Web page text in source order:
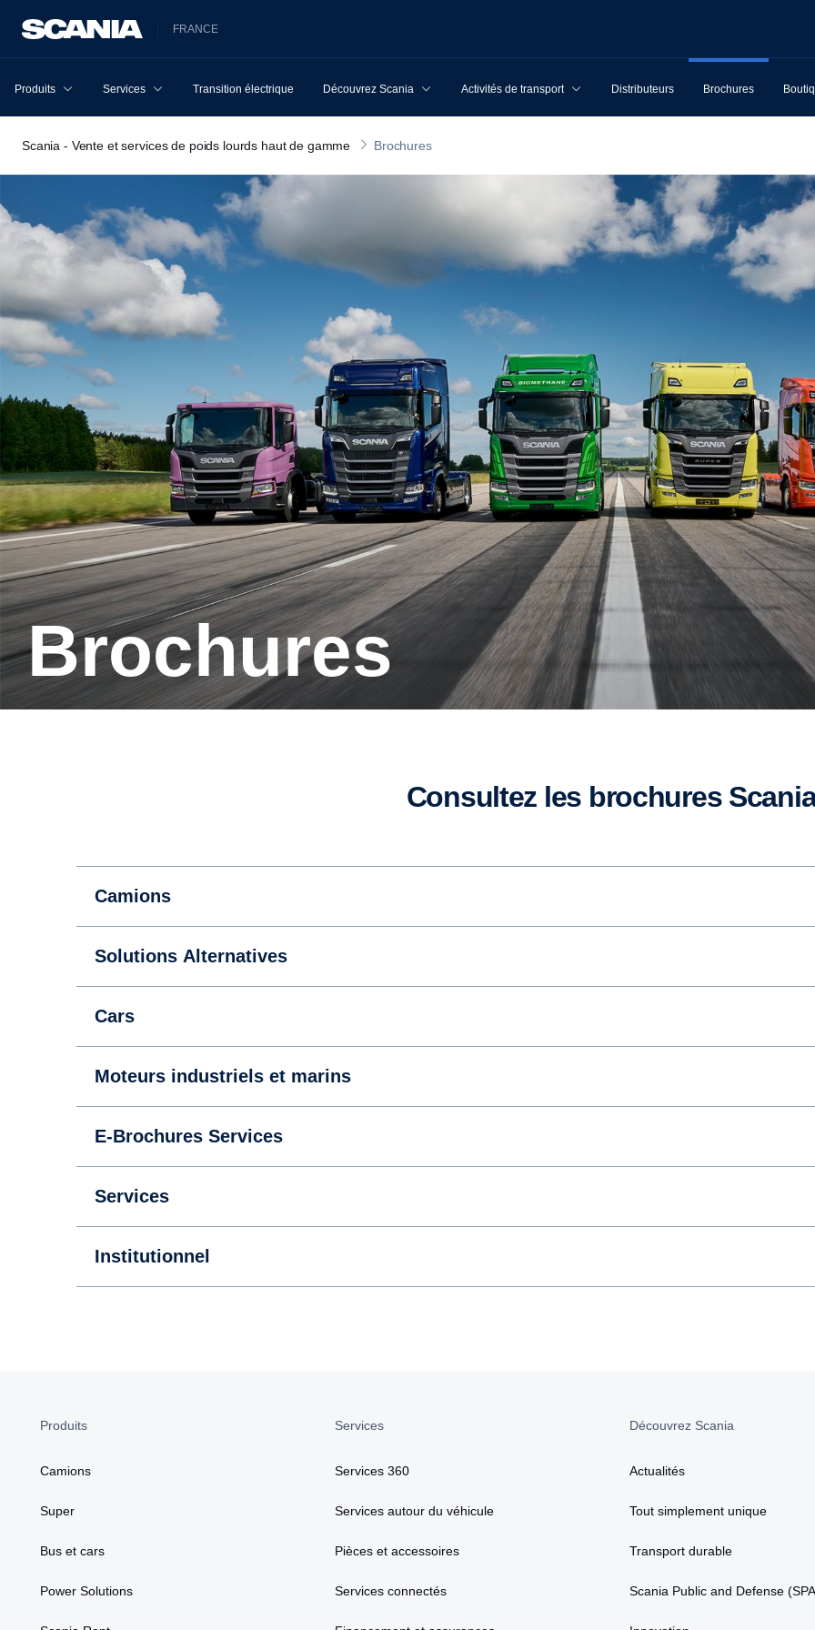
FRANCE
Produits Services Transition électrique Découvrez Scania Activités de transport Distributeurs Brochures
Scania - Vente et services de poids lourds haut de gamme Brochures
Brochures
Consultez les brochures
Camions
Solutions Alternatives
Cars
Moteurs industriels et marins
E-Brochures Services
Services
Institutionnel
Produits
Camions
Super
Bus et cars
Power Solutions
Services
Services 360
Services autour du véhicule
Pièces et accessoires
Services connectés
Découvrez Scania
Actualités
Tout simplement unique
Transport durable
Scania Public and Defense